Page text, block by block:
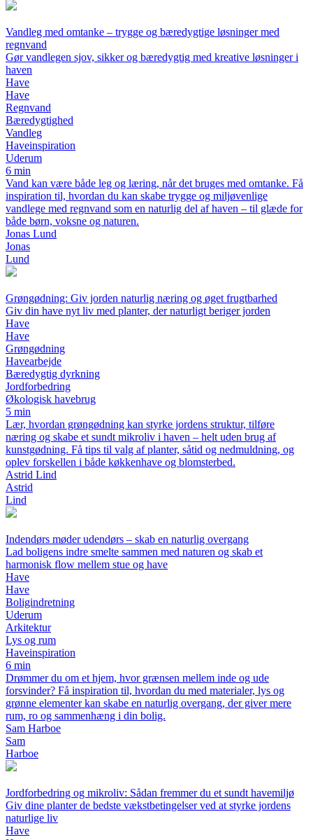
Vandleg med omtanke – trygge og bæredygtige løsninger med
regnvand
Gør vandlegen sjov, sikker og bæredygtig med kreative løsninger i
haven
Have
Have
Regnvand
Bæredygtighed
Vandleg
Haveinspiration
Uderum
6 min
Vand kan være både leg og læring, når det bruges med omtanke. Få
inspiration til, hvordan du kan skabe trygge og miljøvenlige
vandlege med regnvand som en naturlig del af haven – til glæde for
både børn, voksne og naturen.
Jonas Lund
Jonas
Lund
Grøngødning: Giv jorden naturlig næring og øget frugtbarhed
Giv din have nyt liv med planter, der naturligt beriger jorden
Have
Have
Grøngødning
Havearbejde
Bæredygtig dyrkning
Jordforbedring
Økologisk havebrug
5 min
Lær, hvordan grøngødning kan styrke jordens struktur, tilføre
næring og skabe et sundt mikroliv i haven – helt uden brug af
kunstgødning. Få tips til valg af planter, såtid og nedmuldning, og
oplev forskellen i både køkkenhave og blomsterbed.
Astrid Lind
Astrid
Lind
Indendørs møder udendørs – skab en naturlig overgang
Lad boligens indre smelte sammen med naturen og skab et
harmonisk flow mellem stue og have
Have
Have
Boligindretning
Uderum
Arkitektur
Lys og rum
Haveinspiration
6 min
Drømmer du om et hjem, hvor grænsen mellem inde og ude
forsvinder? Få inspiration til, hvordan du med materialer, lys og
grønne elementer kan skabe en naturlig overgang, der giver mere
rum, ro og sammenhæng i din bolig.
Sam Harboe
Sam
Harboe
Jordforbedring og mikroliv: Sådan fremmer du et sundt havemiljø
Giv dine planter de bedste vækstbetingelser ved at styrke jordens
naturlige liv
Have